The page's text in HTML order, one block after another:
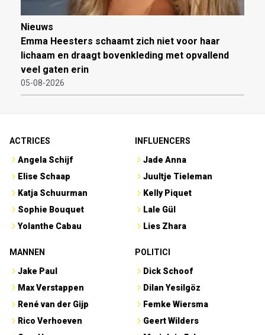
Nieuws
Emma Heesters schaamt zich niet voor haar
lichaam en draagt bovenkleding met opvallend
veel gaten erin
05-08-2026
ACTRICES
Angela Schijf
Elise Schaap
Katja Schuurman
Sophie Bouquet
Yolanthe Cabau
INFLUENCERS
Jade Anna
Juultje Tieleman
Kelly Piquet
Lale Gül
Lies Zhara
MANNEN
Jake Paul
Max Verstappen
René van der Gijp
Rico Verhoeven
POLITICI
Dick Schoof
Dilan Yesilgöz
Femke Wiersma
Geert Wilders